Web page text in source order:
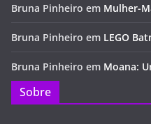
Bruna Pinheiro em Mulher-
Bruna Pinheiro em LEGO
Bruna Pinheiro em Moana:
Sobre